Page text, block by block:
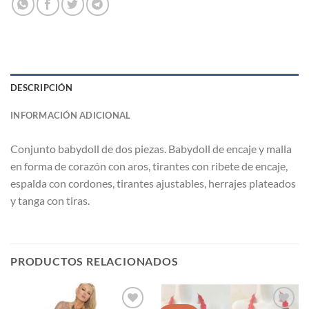
DESCRIPCIÓN
INFORMACIÓN ADICIONAL
Conjunto babydoll de dos piezas. Babydoll de encaje y malla
en forma de corazón con aros, tirantes con ribete de encaje,
espalda con cordones, tirantes ajustables, herrajes plateados
y tanga con tiras.
PRODUCTOS RELACIONADOS